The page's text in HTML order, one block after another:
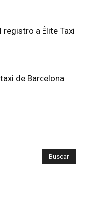
registro a Élite Taxi
de Barcelona